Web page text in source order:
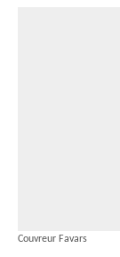
Couvreur Favars